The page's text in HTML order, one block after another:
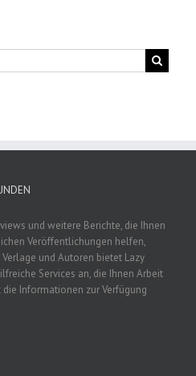
und weitere Berichte, die Ihnen
Veröffentlichungen helfen,
und Autoren bietet Lazy
Services an, die Ihnen Arbeit
Informationen zur Verfügung